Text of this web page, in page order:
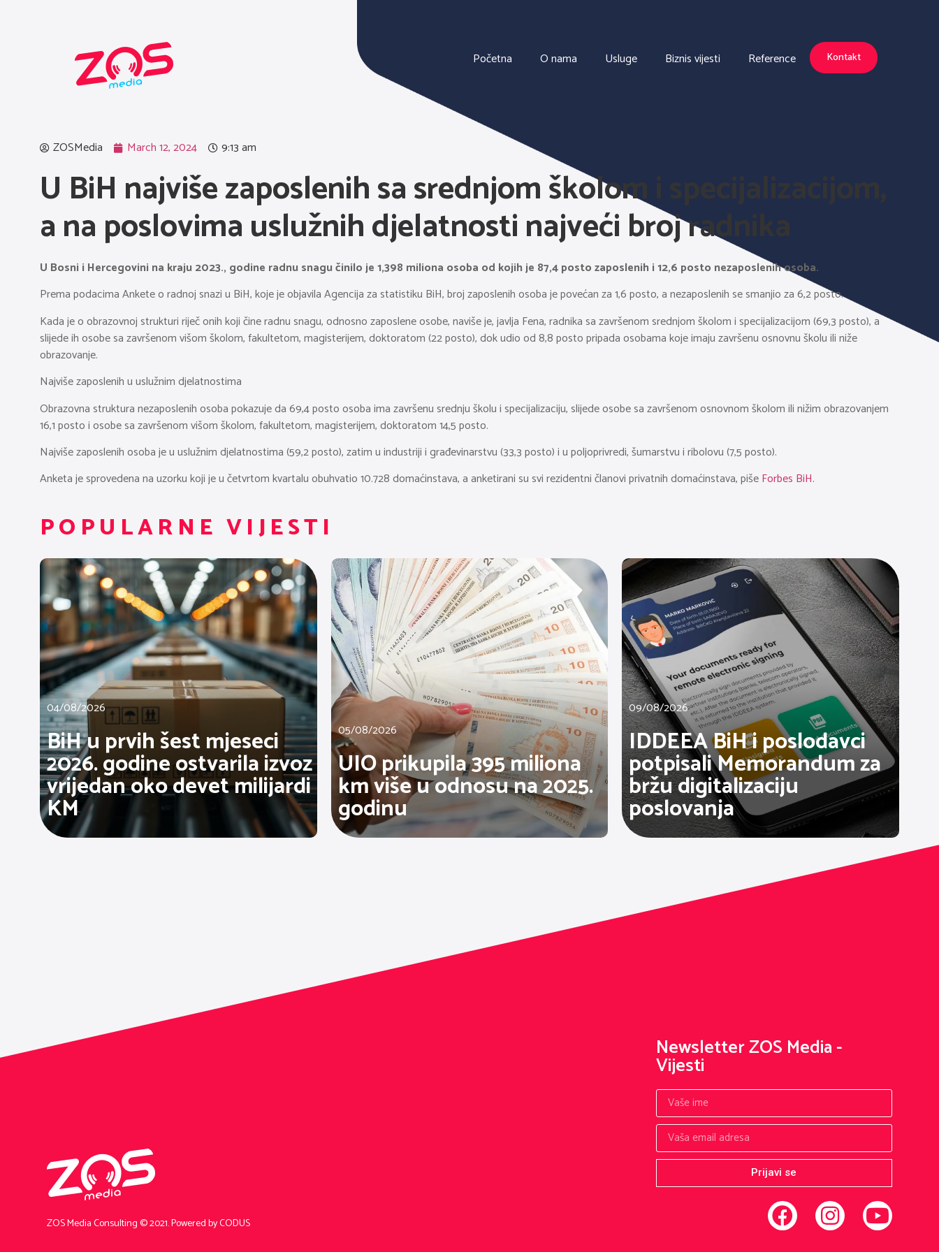
Početna O nama Usluge Biznis vijesti Reference Kontakt
ZOSMedia March 12, 2024 9:13 am
U BiH najviše zaposlenih sa srednjom školom i specijalizacijom,
a na poslovima uslužnih djelatnosti najveći broj radnika
U Bosni i Hercegovini na kraju 2023., godine radnu snagu činilo je 1,398 miliona osoba od kojih je 87,4 posto zaposlenih i 12,6 posto nezaposlenih osoba.
Prema podacima Ankete o radnoj snazi u BiH, koje je objavila Agencija za statistiku BiH, broj zaposlenih osoba je povećan za 1,6 posto, a nezaposlenih se smanjio za 6,2 posto.
Kada je o obrazovnoj strukturi riječ onih koji čine radnu snagu, odnosno zaposlene osobe, naviše je, javlja Fena, radnika sa završenom srednjom školom i specijalizacijom (69,3 posto), a
slijede ih osobe sa završenom višom školom, fakultetom, magisterijem, doktoratom (22 posto), dok udio od 8,8 posto pripada osobama koje imaju završenu osnovnu školu ili niže
obrazovanje.
Najviše zaposlenih u uslužnim djelatnostima
Obrazovna struktura nezaposlenih osoba pokazuje da 69,4 posto osoba ima završenu srednju školu i specijalizaciju, slijede osobe sa završenom osnovnom školom ili nižim obrazovanjem
16,1 posto i osobe sa završenom višom školom, fakultetom, magisterijem, doktoratom 14,5 posto.
Najviše zaposlenih osoba je u uslužnim djelatnostima (59,2 posto), zatim u industriji i građevinarstvu (33,3 posto) i u poljoprivredi, šumarstvu i ribolovu (7,5 posto).
Anketa je sprovedena na uzorku koji je u četvrtom kvartalu obuhvatio 10.728 domaćinstava, a anketirani su svi rezidentni članovi privatnih domaćinstava, pišeForbes BiH.
POPULARNE VIJESTI
04/08/2026
BiH u prvih šest mjeseci
2026. godine ostvarila izvoz
vrijedan oko devet milijardi
KM
05/08/2026
UIO prikupila 395 miliona
km više u odnosu na 2025.
godinu
09/08/2026
IDDEEA BiH i poslodavci
potpisali Memorandum za
bržu digitalizaciju
poslovanja
ZOS Media Consulting © 2021.Powered by CODUS
Newsletter ZOS Media -
Vijesti
Prijavi se